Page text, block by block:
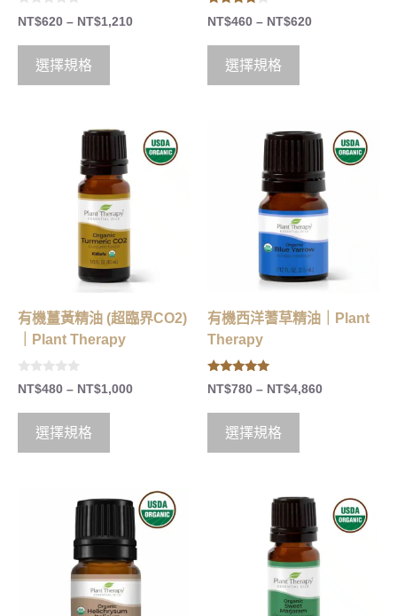
0
o
t
5
NT$620 – NT$1,210
選擇規格
4.00
out of 5
NT$460 – NT$620
選擇規格
有機薑黃精油 (超臨界CO2)
｜Plant Therapy
0
o
5
NT$480 – NT$1,000
選擇規格
有機西洋蓍草精油｜Plant
Therapy
5.00
out of 5
NT$780 – NT$4,860
選擇規格